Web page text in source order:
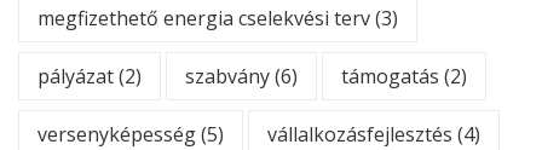
megfizethető energia cselekvési terv(3)
pályázat(2) szabvány(6) támogatás (2)
versenyképesség(5) vállalkozásfejlesztés (4)